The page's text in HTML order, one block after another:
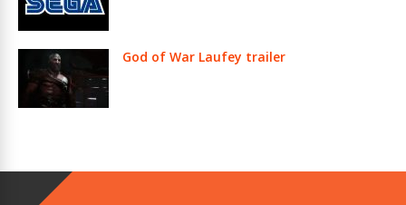
God of War Laufey trailer